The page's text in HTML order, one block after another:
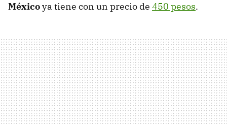
Méxicoya tiene con un precio de 450 pesos.